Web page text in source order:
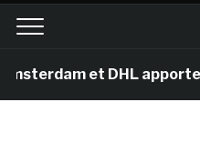
et DHL apportent